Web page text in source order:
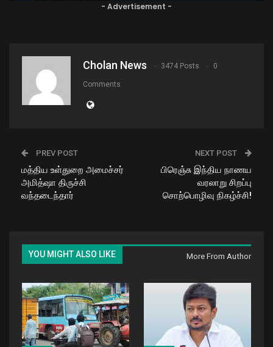
- Advertisement -
Cholan News 3474 Posts 0
Comments
PREV POST
மத்திய உள்துறை அமைச்சர்
அமித்ஷா திருச்சி
வந்தடைந்தார்
NEXT POST
பிரெஞ்சு இந்திய நாணய
வரலாறு சிறப்பு
சொற்பொழிவு நிகழ்ச்சி!
YOU MIGHT ALSO LIKE More From Author